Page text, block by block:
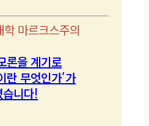
학 마르크스주의
론을 계기로
란 무엇인가’가
습니다!